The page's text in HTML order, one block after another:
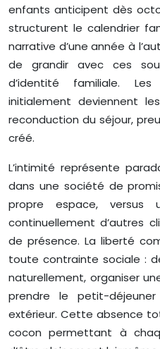
enfants anticipent dès
structurent le calendrier
narrative d’une année à
de grandir avec ces
d’identité familiale.
initialement deviennent
reconduction du séjour,
créé.
L’intimité représente
dans une société de
propre espace,
continuellement d’autres
de présence. La liberté
toute contrainte sociale :
naturellement, organiser
prendre le petit-
extérieur. Cette absence
cocon permettant à